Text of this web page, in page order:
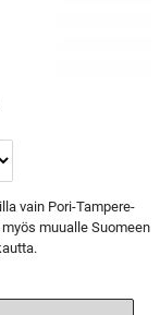
vain Pori-Tampere-
muualle Suomeen